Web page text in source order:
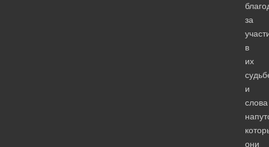
за
в
их
и
слова
они